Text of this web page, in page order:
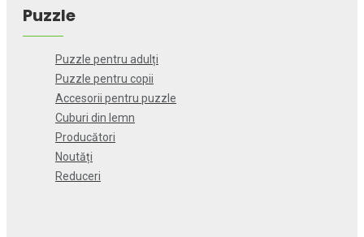
Puzzle
Puzzle pentru adulți
Puzzle pentru copii
Accesorii pentru puzzle
Cuburi din lemn
Producători
Noutăți
Reduceri